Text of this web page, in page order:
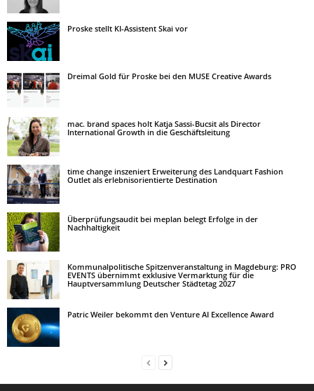
Proske stellt KI-Assistent Skai vor
Dreimal Gold für Proske bei den MUSE Creative Awards
mac. brand spaces holt Katja Sassi-Bucsit als Director
International Growth in die Geschäftsleitung
time change inszeniert Erweiterung des Landquart Fashion
Outlet als erlebnisorientierte Destination
Überprüfungsaudit bei meplan belegt Erfolge in der
Nachhaltigkeit
Kommunalpolitische Spitzenveranstaltung in Magdeburg: PRO
EVENTS übernimmt exklusive Vermarktung für die
Hauptversammlung Deutscher Städtetag 2027
Patric Weiler bekommt den Venture AI Excellence Award